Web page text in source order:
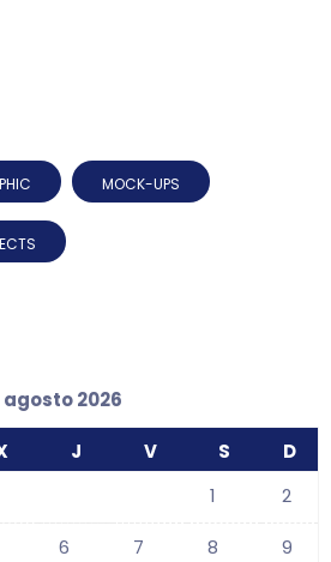
MOCK-UPS
agosto 2026
J V S
D
1
2
6 7 8 9